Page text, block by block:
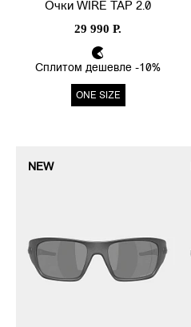
Очки WIRE TAP 2.0
29 990 Р.
Сплитом дешевле -10%
ONE SIZE
NEW